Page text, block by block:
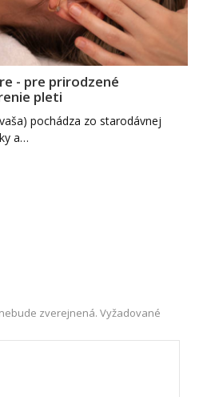
- pre prirodzené
pleti
pochádza zo starodávnej
a…
zverejnená. Vyžadované